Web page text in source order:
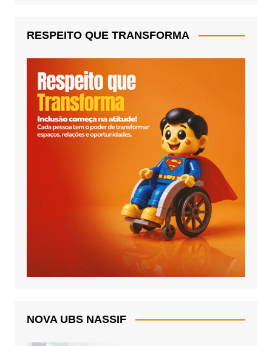
RESPEITO QUE TRANSFORMA
NOVA UBS NASSIF